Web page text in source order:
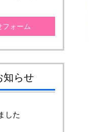
フォーム
知らせ
した